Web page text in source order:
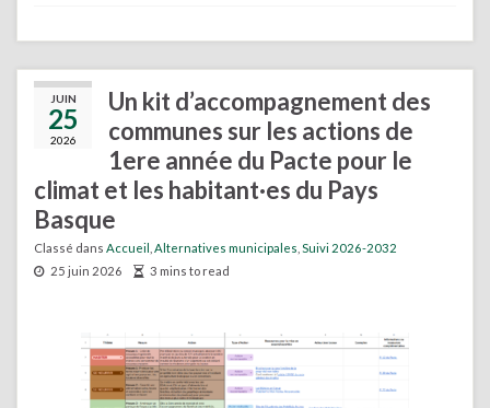
JUIN
25
2026
Un kit d’accompagnement des
communes sur les actions de
1ere année du Pacte pour le
climat et les habitant·es du Pays
Basque
Classé dans Accueil Alternatives municipales Suivi 2026-2032
25 juin 2026
3 mins to read